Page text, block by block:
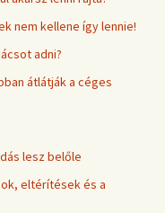
nem kellene így lennie!
adni?
átlátják a céges
lesz belőle
eltérítések és a